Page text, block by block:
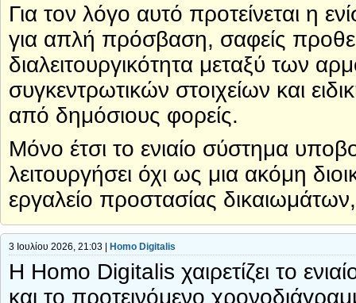
Για τον λόγο αυτό προτείνεται η
για απλή πρόσβαση, σαφείς
διαλειτουργικότητα μεταξύ των
συγκεντρωτικών στοιχείων και
από δημόσιους φορείς.
Μόνο έτσι το ενιαίο σύστημα
λειτουργήσει όχι ως μια ακόμη
εργαλείο προστασίας
3 Ιουλίου 2026, 21:03 | Homo Digitalis
Η Homo Digitalis χαιρετίζει το
και το προτεινόμενο